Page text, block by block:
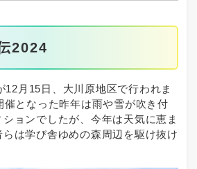
2024
12月15日、大川原地区で行われま
催となった昨年は雨や雪が吹き付
ョンでしたが、今年は天気に恵ま
は学び舎ゆめの森周辺を駆け抜け